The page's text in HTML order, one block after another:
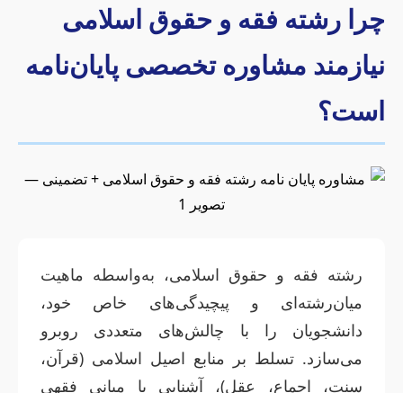
چرا رشته فقه و حقوق اسلامی
نیازمند مشاوره تخصصی پایان‌نامه
است؟
رشته فقه و حقوق اسلامی، به‌واسطه ماهیت
میان‌رشته‌ای و پیچیدگی‌های خاص خود،
دانشجویان را با چالش‌های متعددی روبرو
می‌سازد. تسلط بر منابع اصیل اسلامی (قرآن،
سنت، اجماع، عقل)، آشنایی با مبانی فقهی